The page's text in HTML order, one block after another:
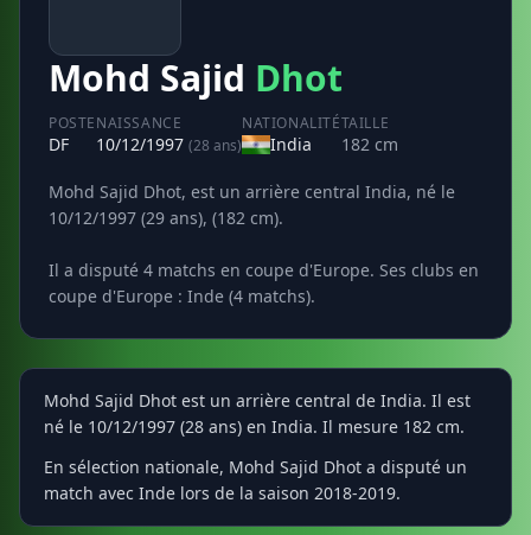
Mohd Sajid Dhot
POSTE
DF
NAISSANCE
10/12/1997 (28 ans)
NATIONALITÉ
India
TAILLE
182 cm
Mohd Sajid Dhot, est un arrière central India, né le
10/12/1997 (29 ans), (182 cm).
Il a disputé 4 matchs en coupe d'Europe. Ses clubs en
coupe d'Europe : Inde (4 matchs).
Mohd Sajid Dhot est un arrière central de India. Il est
né le 10/12/1997 (28 ans) en India. Il mesure 182 cm.
En sélection nationale, Mohd Sajid Dhot a disputé un
match avec Inde lors de la saison 2018-2019.